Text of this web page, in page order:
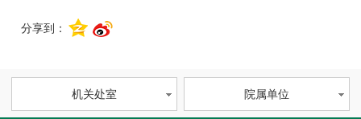
分享到：
机关处室 院属单位